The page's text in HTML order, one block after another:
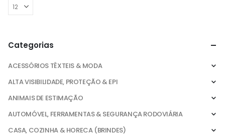
Categorias
ACESSÓRIOS TÊXTEIS & MODA
ALTA VISIBILIDADE, PROTEÇÃO & EPI
ANIMAIS DE ESTIMAÇÃO
AUTOMÓVEL, FERRAMENTAS & SEGURANÇA RODOVIÁRIA
CASA, COZINHA & HORECA (BRINDES)